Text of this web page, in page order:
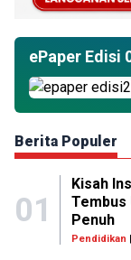
ePaper Edisi
Berita Populer
01
Kisah
Tembus
Penuh
Pendidikan